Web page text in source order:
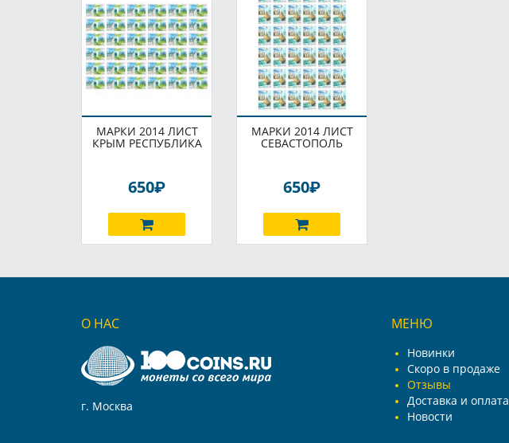
МАРКИ 2014 ЛИСТ
КРЫМ РЕСПУБЛИКА
650P
МАРКИ 2014 ЛИСТ
СЕВАСТОПОЛЬ
650P
О НАС
г. Москва
МЕНЮ
Новинки
Скоро в продаже
Отзывы
Доставка и оплата
Новости